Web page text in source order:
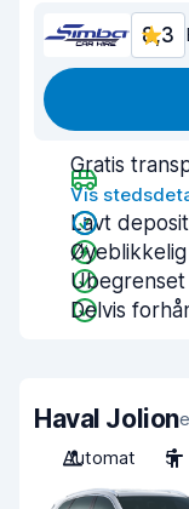
8,3
Gratis
Vis
Lavt
Delvis
Haval Jolion
Automat
5